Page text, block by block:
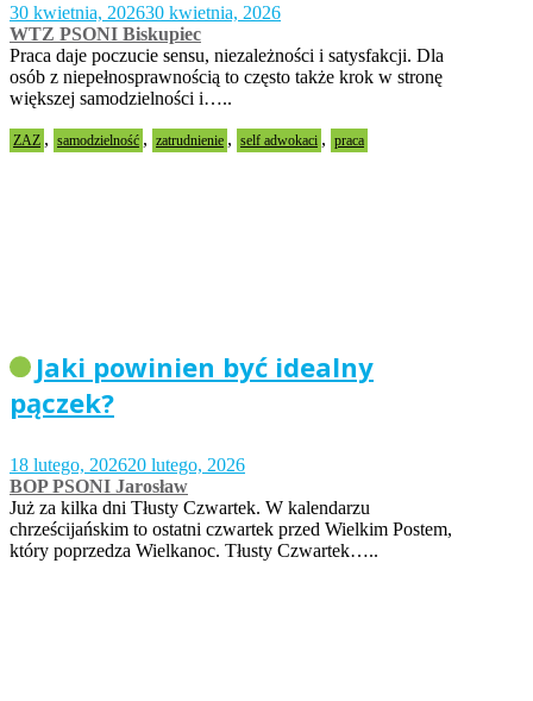
30 kwietnia, 202630 kwietnia, 2026
WTZ PSONI Biskupiec
Praca daje poczucie sensu, niezależności i satysfakcji. Dla
osób z niepełnosprawnością to często także krok w stronę
większej samodzielności i…..
ZAZ , samodzielność , zatrudnienie , self adwokaci , praca
Jaki powinien być idealny
pączek?
18 lutego, 202620 lutego, 2026
BOP PSONI Jarosław
Już za kilka dni Tłusty Czwartek. W kalendarzu
chrześcijańskim to ostatni czwartek przed Wielkim Postem,
który poprzedza Wielkanoc. Tłusty Czwartek…..